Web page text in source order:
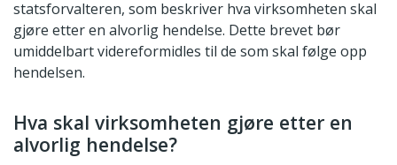
statsforvalteren, som beskriver hva virksomheten skal
gjøre etter en alvorlig hendelse. Dette brevet bør
umiddelbart videreformidles til de som skal følge opp
hendelsen.
Hva skal virksomheten gjøre etter en
alvorlig hendelse?